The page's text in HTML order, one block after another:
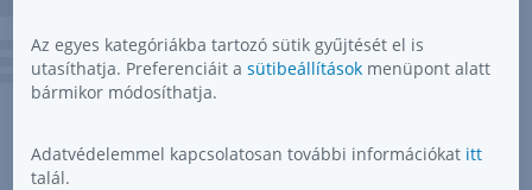
Az egyes kategóriákba tartozó sütik gyűjtését el is
utasíthatja. Preferenciáit a sütibeállítások menüpont alatt
bármikor módosíthatja.
Adatvédelemmel kapcsolatosan további információkat itt
talál.